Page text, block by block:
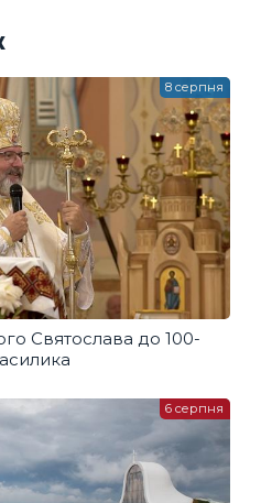
Святослава до 100-
8 серпня
6 серпня